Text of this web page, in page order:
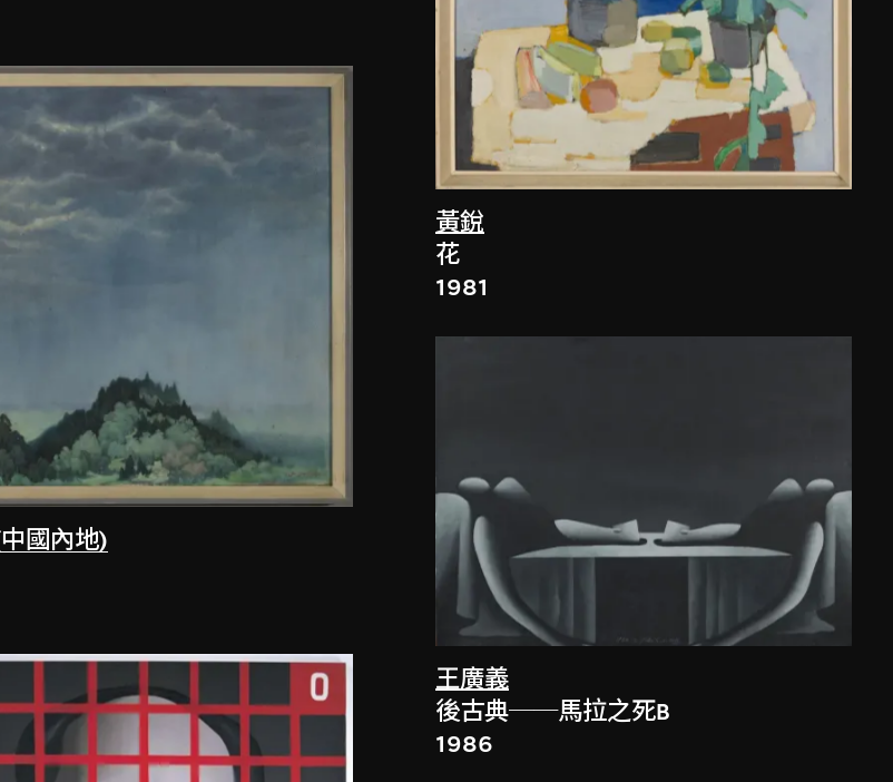
國內地)
黃銳
花
1981
王廣義
後古典──馬拉之死B
1986